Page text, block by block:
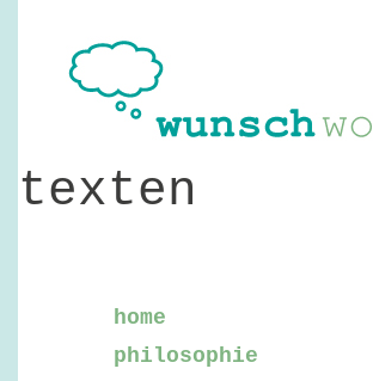
texten
home
philosophie